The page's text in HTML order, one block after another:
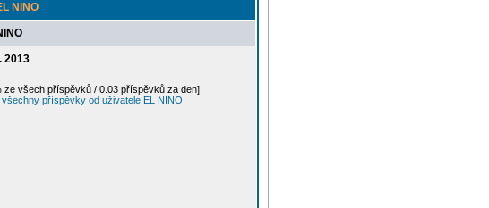
NINO
2013
ze všech příspěvků / 0.03 příspěvků za den]
všechny příspěvky od uživatele EL NINO